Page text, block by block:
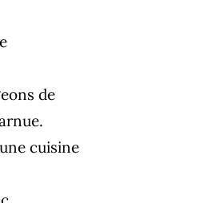
de
cuisine